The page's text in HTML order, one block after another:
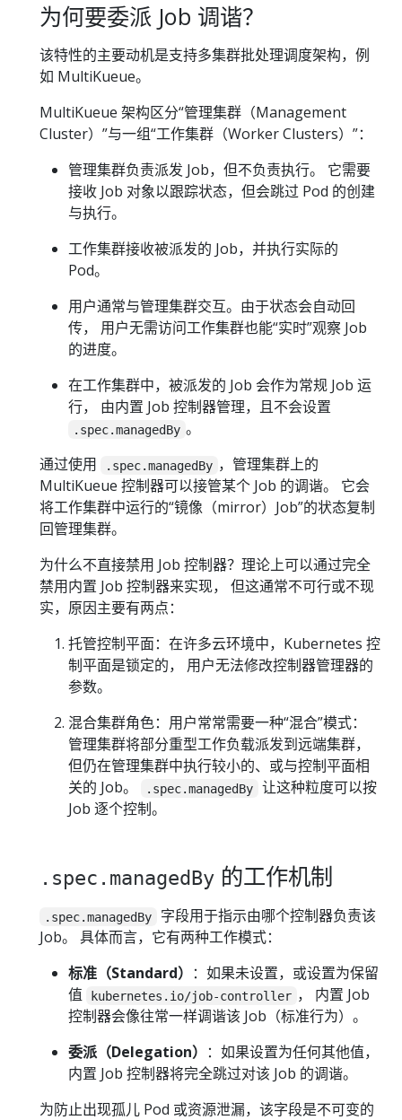
为何要委派 Job 调谐？
该特性的主要动机是支持多集群批处理调度架构，例
如 MultiKueue。
MultiKueue 架构区分“管理集群（Management
Cluster）”与一组“工作集群（Worker Clusters）”：
管理集群负责派发 Job，但不负责执行。 它需要
接收 Job 对象以跟踪状态，但会跳过 Pod 的创建
与执行。
工作集群接收被派发的 Job，并执行实际的
Pod。
用户通常与管理集群交互。由于状态会自动回
传， 用户无需访问工作集群也能“实时”观察 Job
的进度。
在工作集群中，被派发的 Job 会作为常规 Job 运
行， 由内置 Job 控制器管理，且不会设置
.spec.managedBy 。
通过使用
.spec.managedBy ，管理集群上的
MultiKueue 控制器可以接管某个 Job 的调谐。 它会
将工作集群中运行的“镜像（mirror）Job”的状态复制
回管理集群。
为什么不直接禁用 Job 控制器？理论上可以通过完全
禁用内置 Job 控制器来实现， 但这通常不可行或不现
实，原因主要有两点：
托管控制平面：在许多云环境中，Kubernetes 控
制平面是锁定的， 用户无法修改控制器管理器的
参数。
混合集群角色：用户常常需要一种“混合”模式：
管理集群将部分重型工作负载派发到远端集群，
但仍在管理集群中执行较小的、或与控制平面相
关的 Job。
.spec.managedBy
让这种粒度可以按
Job 逐个控制。
.spec.managedBy 的工作机制
.spec.managedBy
字段用于指示由哪个控制器负责该
Job。 具体而言，它有两种工作模式：
标准（Standard） ：如果未设置，或设置为保留
值
kubernetes.io/job-controller ， 内置 Job
控制器会像往常一样调谐该 Job（标准行为）。
委派（Delegation） ：如果设置为任何其他值，
内置 Job 控制器将完全跳过对该 Job 的调谐。
为防止出现孤儿 Pod 或资源泄漏，该字段是不可变的